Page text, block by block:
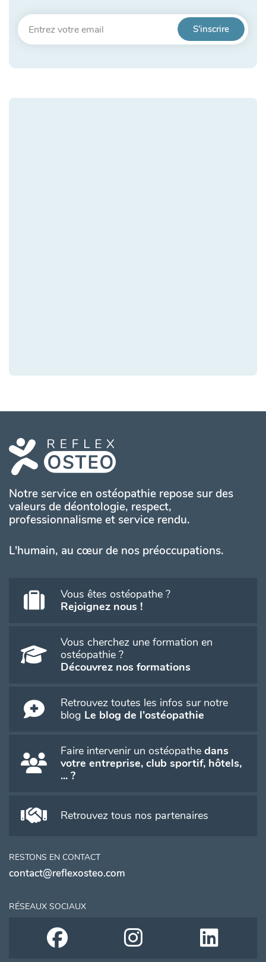
Notre service en ostéopathie repose sur des
valeurs de déontologie, respect,
professionnalisme et service rendu.
L'humain, au cœur de nos préoccupations.
Vous êtes ostéopathe ?
Rejoignez nous !
Vous cherchez une formation en
ostéopathie ?
Découvrez nos formations
Retrouvez toutes les infos sur notre
blog Le blog de l'ostéopathie
Faire intervenir un ostéopathe dans
votre entreprise, club sportif, hôtels,
... ?
Retrouvez tous nos partenaires
RESTONS EN CONTACT
contact@reflexosteo.com
RÉSEAUX SOCIAUX